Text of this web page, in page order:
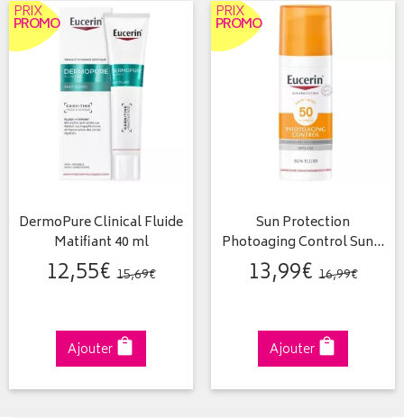
PRIX
PROMO
DermoPure Clinical Fluide
Matifiant 40 ml
12,55€ 15,69€
Ajouter
PRIX
PROMO
Sun Protection
Photoaging Control Sun…
13,99€ 16,99€
Ajouter